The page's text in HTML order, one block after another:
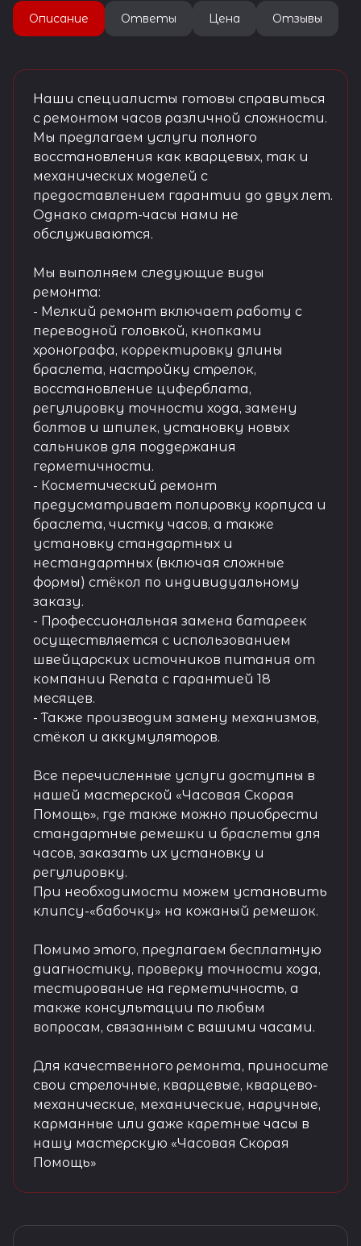
Описание Ответы Цена Отзывы
Наши специалисты готовы справиться
с ремонтом часов различной сложности.
Мы предлагаем услуги полного
восстановления как кварцевых, так и
механических моделей с
предоставлением гарантии до двух лет.
Однако смарт-часы нами не
обслуживаются.
Мы выполняем следующие виды
ремонта:
- Мелкий ремонт включает работу с
переводной головкой, кнопками
хронографа, корректировку длины
браслета, настройку стрелок,
восстановление циферблата,
регулировку точности хода, замену
болтов и шпилек, установку новых
сальников для поддержания
герметичности.
- Косметический ремонт
предусматривает полировку корпуса и
браслета, чистку часов, а также
установку стандартных и
нестандартных (включая сложные
формы) стёкол по индивидуальному
заказу.
- Профессиональная замена батареек
осуществляется с использованием
швейцарских источников питания от
компании Renata с гарантией 18
месяцев.
- Также производим замену механизмов,
стёкол и аккумуляторов.
Все перечисленные услуги доступны в
нашей мастерской «Часовая Скорая
Помощь», где также можно приобрести
стандартные ремешки и браслеты для
часов, заказать их установку и
регулировку.
При необходимости можем установить
клипсу-«бабочку» на кожаный ремешок.
Помимо этого, предлагаем бесплатную
диагностику, проверку точности хода,
тестирование на герметичность, а
также консультации по любым
вопросам, связанным с вашими часами.
Для качественного ремонта, приносите
свои стрелочные, кварцевые, кварцево-
механические, механические, наручные,
карманные или даже каретные часы в
нашу мастерскую «Часовая Скорая
Помощь»